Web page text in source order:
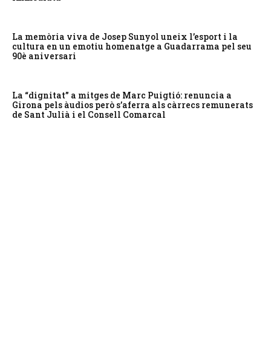
La memòria viva de Josep Sunyol uneix l’esport i la
cultura en un emotiu homenatge a Guadarrama pel seu
90è aniversari
La “dignitat” a mitges de Marc Puigtió: renuncia a
Girona pels àudios però s’aferra als càrrecs remunerats
de Sant Julià i el Consell Comarcal